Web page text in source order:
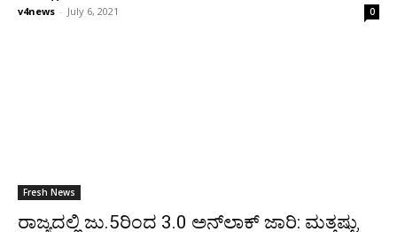
v4news - July 6, 2021 0
Fresh News
ರಾಜ್ಯದಲ್ಲಿ ಜು.5ರಿಂದ 3.0 ಅನ್‌ಲಾಕ್ ಜಾರಿ: ಮತ್ತಷ್ಟು